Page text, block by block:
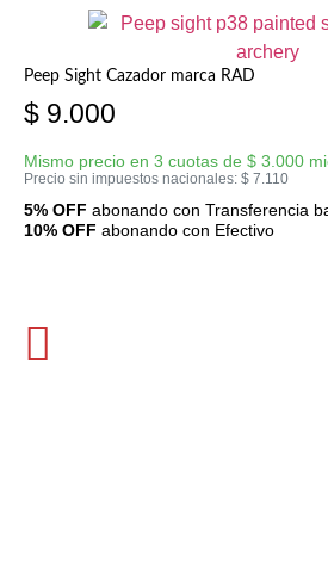
Peep Sight Cazador marca RAD
$ 9.000
Mismo precio en 3 cuotas de $ 3.000
Precio sin impuestos nacionales: $ 7.110
5% OFF abonando con Transferencia
10% OFF abonando con Efectivo